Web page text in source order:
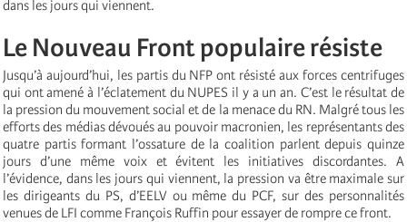
dans les jours qui viennent.
Le Nouveau Front populaire résiste
Jusqu’à aujourd’hui, les partis du NFP ont résisté aux forces centrifuges
qui ont amené à l’éclatement du NUPES il y a un an. C’est le résultat de
la pression du mouvement social et de la menace du RN. Malgré tous les
efforts des médias dévoués au pouvoir macronien, les représentants des
quatre partis formant l’ossature de la coalition parlent depuis quinze
jours d’une même voix et évitent les initiatives discordantes. A
l’évidence, dans les jours qui viennent, la pression va être maximale sur
les dirigeants du PS, d’EELV ou même du PCF, sur des personnalités
venues de LFI comme François Ruffin pour essayer de rompre ce front.